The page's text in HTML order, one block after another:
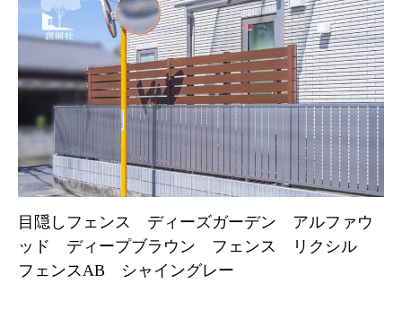
目隠しフェンス ディーズガーデン アルファウ
ッド ディープブラウン フェンス リクシル
フェンスAB シャイングレー